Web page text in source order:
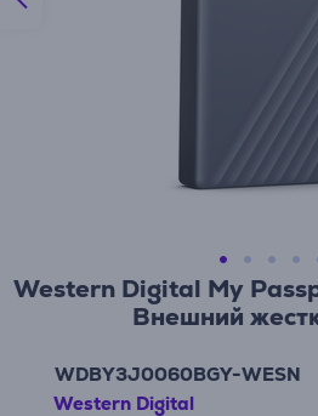
Western Digital My
Внешний
WDBY3J0060BGY-WESN
Western Digital